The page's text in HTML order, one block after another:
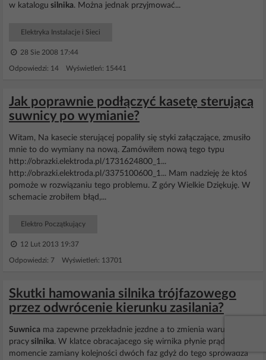
w katalogu silnika. Można jednak przyjmować...
Elektryka Instalacje i Sieci
28 Sie 2008 17:44
Odpowiedzi: 14 Wyświetleń: 15441
Jak poprawnie podłączyć kasetę sterującą
suwnicy po wymianie?
Witam, Na kasecie sterującej popaliły się styki załączające, zmusiło
mnie to do wymiany na nową. Zamówiłem nową tego typu
http://obrazki.elektroda.pl/1731624800_1...
http://obrazki.elektroda.pl/3375100600_1... Mam nadzieję że ktoś
pomoże w rozwiązaniu tego problemu. Z góry Wielkie Dziękuję. W
schemacie zrobiłem błąd,...
Elektro Początkujący
12 Lut 2013 19:37
Odpowiedzi: 7 Wyświetleń: 13701
Skutki hamowania silnika trójfazowego
przez odwrócenie kierunku zasilania?
Suwnica ma zapewne przekładnie jezdne a to zmienia warunki
pracy silnika. W klatce obracajacego się wirnika płynie prąd. W
momencie zamiany kolejności dwóch faz gdyż do tego sprowadza